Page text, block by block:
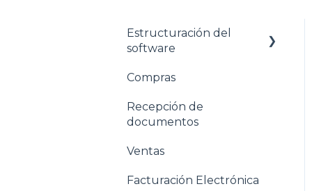
Estructuración del
software
Pasos para configurar
Estructuración General
Estructuración
Compras
Recepción de
documentos
Ventas
Facturación Electrónica